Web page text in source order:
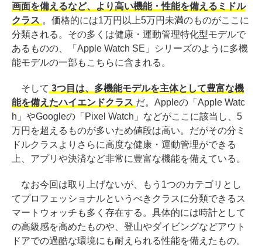
画面を備えるなど、より高い機能・性能を備えるミドル
クラス 。価格的には1万円以上5万円未満のものがここに
分類される。その多くは健康・運動管理特化型モデルで
あるものの、「Apple Watch SE」シリーズのように多機
能モデルの一部もこちらに含まれる。
そして 3つ目は、多機能モデルを主体として豊富な機
能を備えたハイエンドクラス だ。Appleの「Apple Watc
h」やGoogleの「Pixel Watch」などがここに該当し、5
万円を超えるものが多いため値段は高い。だがその分ミ
ドルクラスよりさらに高度な健康・運動管理ができる
上、アプリや決済など非常に豊富な機能を備えている。
なお今回は取り上げないが、もう1つのカテゴリとし
てプロフェッショナルというべきクラスに分類できるス
マートウォッチも多く存在する。具体的には時計として
の高級感を高めたものや、登山やダイビングなどアウト
ドアでの過酷な環境にも耐えられる性能を備えたもの。